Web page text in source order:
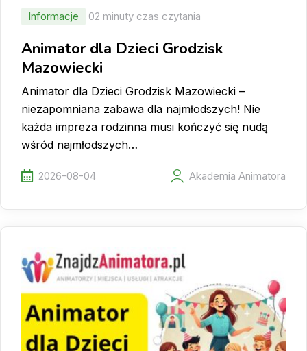
Informacje 02 minuty czas czytania
Animator dla Dzieci Grodzisk
Mazowiecki
Animator dla Dzieci Grodzisk Mazowiecki –
niezapomniana zabawa dla najmłodszych! Nie
każda impreza rodzinna musi kończyć się nudą
wśród najmłodszych…
2026-08-04 Akademia Animatora